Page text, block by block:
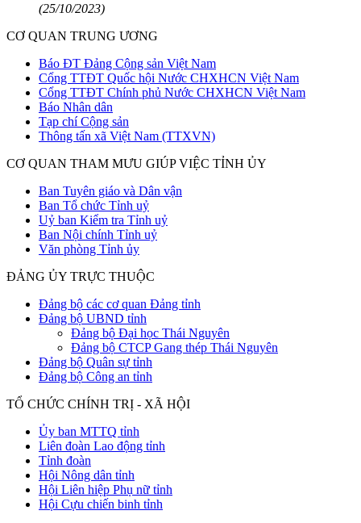
(25/10/2023)
CƠ QUAN TRUNG ƯƠNG
Báo ĐT Đảng Cộng sản Việt Nam
Cổng TTĐT Quốc hội Nước CHXHCN Việt Nam
Cổng TTĐT Chính phủ Nước CHXHCN Việt Nam
Báo Nhân dân
Tạp chí Cộng sản
Thông tấn xã Việt Nam (TTXVN)
CƠ QUAN THAM MƯU GIÚP VIỆC TỈNH ỦY
Ban Tuyên giáo và Dân vận
Ban Tổ chức Tỉnh uỷ
Uỷ ban Kiểm tra Tỉnh uỷ
Ban Nội chính Tỉnh uỷ
Văn phòng Tỉnh ủy
ĐẢNG ỦY TRỰC THUỘC
Đảng bộ các cơ quan Đảng tỉnh
Đảng bộ UBND tỉnh
Đảng bộ Đại học Thái Nguyên
Đảng bộ CTCP Gang thép Thái Nguyên
Đảng bộ Quân sự tỉnh
Đảng bộ Công an tỉnh
TỔ CHỨC CHÍNH TRỊ - XÃ HỘI
Ủy ban MTTQ tỉnh
Liên đoàn Lao động tỉnh
Tỉnh đoàn
Hội Nông dân tỉnh
Hội Liên hiệp Phụ nữ tỉnh
Hội Cựu chiến binh tỉnh